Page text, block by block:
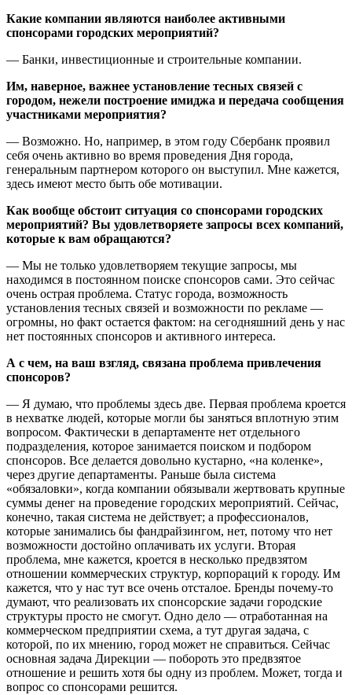
Какие компании являются наиболее активными
спонсорами городских мероприятий?
— Банки, инвестиционные и строительные компании.
Им, наверное, важнее установление тесных связей с
городом, нежели построение имиджа и передача сообщения
участниками мероприятия?
— Возможно. Но, например, в этом году Сбербанк проявил
себя очень активно во время проведения Дня города,
генеральным партнером которого он выступил. Мне кажется,
здесь имеют место быть обе мотивации.
Как вообще обстоит ситуация со спонсорами городских
мероприятий? Вы удовлетворяете запросы всех компаний,
которые к вам обращаются?
— Мы не только удовлетворяем текущие запросы, мы
находимся в постоянном поиске спонсоров сами. Это сейчас
очень острая проблема. Статус города, возможность
установления тесных связей и возможности по рекламе —
огромны, но факт остается фактом: на сегодняшний день у нас
нет постоянных спонсоров и активного интереса.
А с чем, на ваш взгляд, связана проблема привлечения
спонсоров?
— Я думаю, что проблемы здесь две. Первая проблема кроется
в нехватке людей, которые могли бы заняться вплотную этим
вопросом. Фактически в департаменте нет отдельного
подразделения, которое занимается поиском и подбором
спонсоров. Все делается довольно кустарно, «на коленке»,
через другие департаменты. Раньше была система
«обязаловки», когда компании обязывали жертвовать крупные
суммы денег на проведение городских мероприятий. Сейчас,
конечно, такая система не действует; а профессионалов,
которые занимались бы фандрайзингом, нет, потому что нет
возможности достойно оплачивать их услуги. Вторая
проблема, мне кажется, кроется в несколько предвзятом
отношении коммерческих структур, корпораций к городу. Им
кажется, что у нас тут все очень отсталое. Бренды почему-то
думают, что реализовать их спонсорские задачи городские
структуры просто не смогут. Одно дело — отработанная на
коммерческом предприятии схема, а тут другая задача, с
которой, по их мнению, город может не справиться. Сейчас
основная задача Дирекции — побороть это предвзятое
отношение и решить хотя бы одну из проблем. Может, тогда и
вопрос со спонсорами решится.